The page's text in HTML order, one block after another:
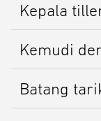
Kepala
Kemudi
Batang